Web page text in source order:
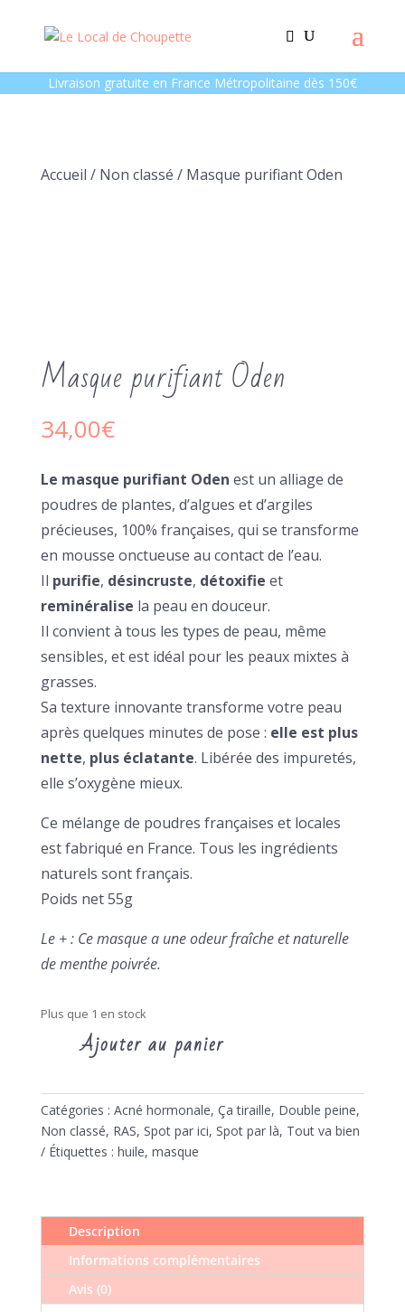
Livraison gratuite en France Métropolitaine dès 150€
Accueil / Non classé / Masque purifiant Oden
Masque purifiant Oden
34,00€
Le masque purifiant Oden est un alliage de
poudres de plantes, d’algues et d’argiles
précieuses, 100% françaises, qui se transforme
en mousse onctueuse au contact de l’eau.
Il purifie, désincruste, détoxifie et
reminéralise la peau en douceur.
Il convient à tous les types de peau, même
sensibles, et est idéal pour les peaux mixtes à
grasses.
Sa texture innovante transforme votre peau
après quelques minutes de pose : elle est plus
nette, plus éclatante. Libérée des impuretés,
elle s’oxygène mieux.
Ce mélange de poudres françaises et locales
est fabriqué en France. Tous les ingrédients
naturels sont français.
Poids net 55g
Le + : Ce masque a une odeur fraîche et naturelle
de menthe poivrée.
Plus que 1 en stock
quantité
Masque
purifiant
Oden
Ajouter au panier
Catégories : Acné hormonale, Ça tiraille, Double peine,
Non classé, RAS, Spot par ici, Spot par là, Tout va bien
Étiquettes : huile, masque
Description
Informations complémentaires
Avis (0)